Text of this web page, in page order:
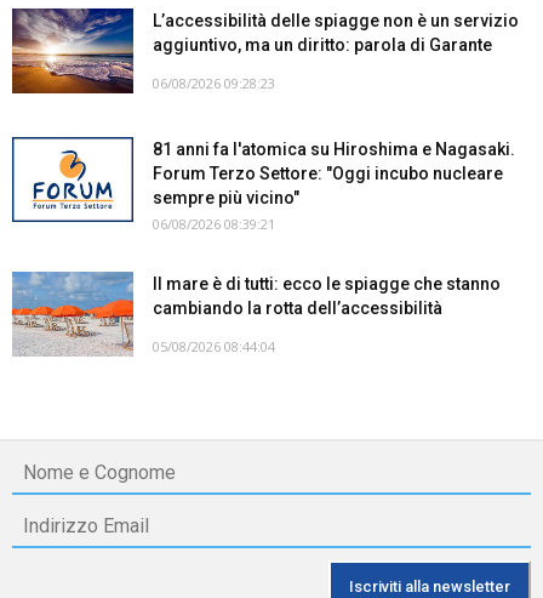
L’accessibilità delle spiagge non è un servizio
aggiuntivo, ma un diritto: parola di Garante
06/08/2026 09:28:23
81 anni fa l'atomica su Hiroshima e Nagasaki.
Forum Terzo Settore: "Oggi incubo nucleare
sempre più vicino"
06/08/2026 08:39:21
Il mare è di tutti: ecco le spiagge che stanno
cambiando la rotta dell’accessibilità
05/08/2026 08:44:04